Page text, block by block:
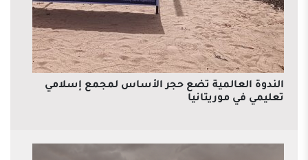
الندوة العالمية تضع حجر الأساس لمجمع إسلامي
تعليمي في موريتانيا